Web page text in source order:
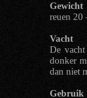
Gewicht
reuen 20
Vacht
De
donker
dan niet
Gebruik